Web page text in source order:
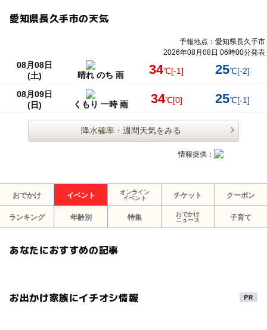
愛知県長久手市の天気
予報地点：愛知県長久手市
2026年08月08日 06時00分発表
08月08日
(土)
晴れ のち 雨 34℃[-1] 25℃[-2]
08月09日
(日)
くもり 一時 雨 34℃[0] 25℃[-1]
降水確率・週間天気をみる
情報提供：
おでかけ イベント
オンライン
イベント
チケット クーポン
ランキング 年齢別 特集
おでかけ
ニュース
子育て
あなたにおすすめの記事
お出かけ家族にイチオシ情報